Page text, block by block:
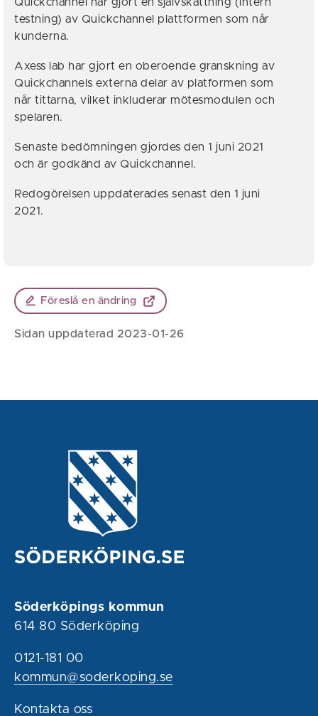
testning) av Quickchannel plattformen som når
kunderna.
Axess lab har gjort en oberoende granskning av
Quickchannels externa delar av platformen som
når tittarna, vilket inkluderar mötesmodulen och
spelaren.
Senaste bedömningen gjordes den 1 juni 2021
och är godkänd av Quickchannel.
Redogörelsen uppdaterades senast den 1 juni
2021.
Föreslå en ändring
Sidan uppdaterad 2023-01-26
Söderköpings kommun
614 80 Söderköping
0121-181 00
kommun@soderkoping.se
Kontakta oss